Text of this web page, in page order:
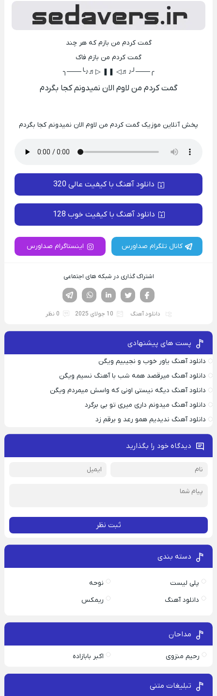
گمت کردم من بازم که هر چند
گمت کردم من بازم فاک
╭───╯♪♬◁ ❚❚ ▷♬♪╰───╮
گمت کردم من لاوم الان نمیدونم کجا بگردم
پخش آنلاین موزیک گمت کردم من لاوم الان نمیدونم کجا بگردم
دانلود آهنگ با کیفیت عالی 320
دانلود آهنگ با کیفیت خوب 128
کانال تلگرام صداورس اینستاگرام صداورس
اشتراک گذاری در شبکه های اجتماعی
لینکدین تویتر
فیسوک
دانلود آهنگ 10 جولای 2025 0 نظر
پست های پیشنهادی
دانلود آهنگ یاور خوب و نجیبیم ویگن
دانلود آهنگ میرقصد همه شب با آهنگ نسیم ویگن
دانلود آهنگ دیگه نیستی اونی که واسش میمردم ویگن
دانلود آهنگ میدونم داری میری تو بی برگرد
دانلود آهنگ ندیدیم همو رعد و برقم زد
دیدگاه خود را بگذارید
ثبت نظر
دسته بندی
پلی لیست
نوحه
دانلود آهنگ
ریمکس
مداحان
رحیم منزوی اکبر بابازاده
تبلیغات متنی